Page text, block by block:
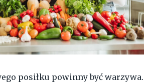
posiłku powinny być warzywa.